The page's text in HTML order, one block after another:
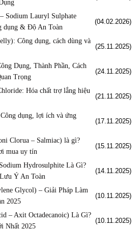
Sodium Lauryl Sulphate
dụng & Độ An Toàn
(04.02.2026)
Công dụng, cách dùng và
(25.11.2025)
Dụng, Thành Phần, Cách
Trọng
(24.11.2025)
Hóa chất trợ lắng hiệu
(21.11.2025)
dụng, lợi ích và ứng
(17.11.2025)
Clorua – Salmiac) là gì?
mua uy tín
(15.11.2025)
Hydrosulphite Là Gì?
Ý An Toàn
(14.11.2025)
Glycol) – Giải Pháp Làm
2025
(10.11.2025)
– Axit Octadecanoic) Là Gì?
Nhất 2025
(10.11.2025)